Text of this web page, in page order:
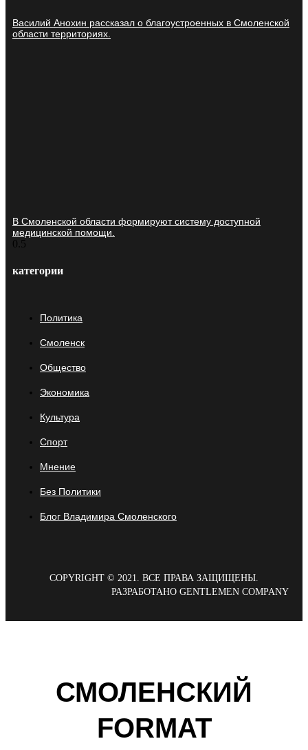
Василий Анохин рассказал о благоустроенных в Смоленской
области территориях.
В Смоленской области формируют систему доступной
медицинской помощи.
категории
Политика
Смоленск
Общество
Экономика
Культура
Спорт
Мнение
Без Политики
Блог Владимира Смоленского
COPYRIGHT © 2021. ВСЕ ПРАВА ЗАЩИЩЕНЫ.
РАЗРАБОТАНО GENTLEMEN COMPANY
СМОЛЕНСКИЙ
FORMAT